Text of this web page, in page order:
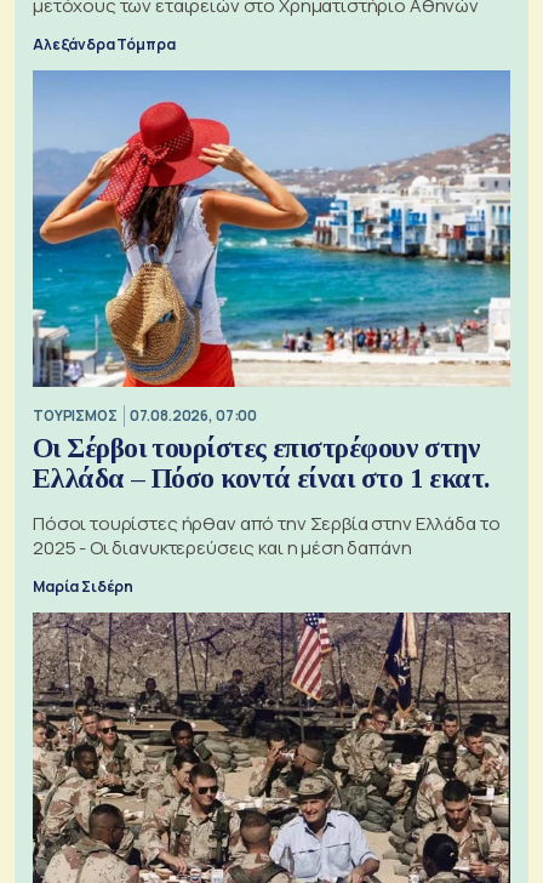
Αλεξάνδρα Τόμπρα
ΤΟΥΡΙΣΜΟΣ 07.08.2026, 07:00
Οι Σέρβοι τουρίστες επιστρέφουν στην
Ελλάδα – Πόσο κοντά είναι στο 1 εκατ.
Πόσοι τουρίστες ήρθαν από την Σερβία στην Ελλάδα το
2025 - Οι διανυκτερεύσεις και η μέση δαπάνη
Μαρία Σιδέρη